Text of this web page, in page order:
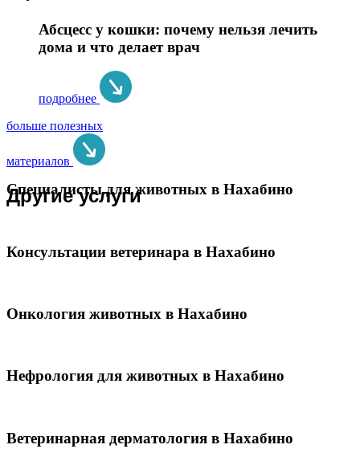
Абсцесс у кошки: почему нельзя лечить
дома и что делает врач
подробнее
больше полезных
материалов
Другие услуги
Специалисты для животных в Нахабино
Консультации ветеринара в Нахабино
Онкология животных в Нахабино
Нефрология для животных в Нахабино
Ветеринарная дерматология в Нахабино